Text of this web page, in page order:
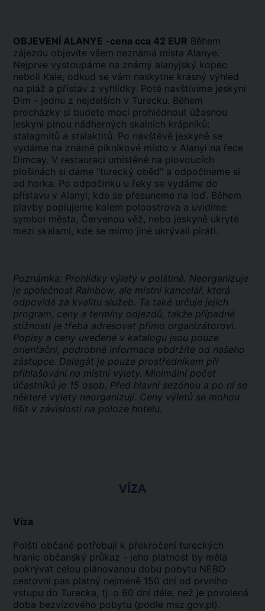
OBJEVENÍ ALANYE -cena cca 42 EUR Během
zájezdu objevíte všem neznámá místa Alanye.
Nejprve vystoupáme na známý alanyjský kopec
neboli Kale, odkud se vám naskytne krásný výhled
na pláž a přístav z vyhlídky. Poté navštívíme jeskyni
Dim - jednu z nejdelších v Turecku. Během
procházky si budete moci prohlédnout úžasnou
jeskyni plnou nádherných skalních krápníků:
stalagmitů a stalaktitů. Po návštěvě jeskyně se
vydáme na známé piknikové místo v Alanyi na řece
Dimcay. V restauraci umístěné na plovoucích
plošinách si dáme "turecký oběd" a odpočineme si
od horka. Po odpočinku u řeky se vydáme do
přístavu v Alanyi, kde se přesuneme na loď. Během
plavby poplujeme kolem poloostrova a uvidíme
symbol města, Červenou věž, nebo jeskyně ukryté
mezi skalami, kde se mimo jiné ukrývali piráti.
Poznámka: Prohlídky výlety v polštině. Neorganizuje
je společnost Rainbow, ale místní kancelář, která
odpovídá za kvalitu služeb. Ta také určuje jejich
program, ceny a termíny odjezdů, takže případné
stížnosti je třeba adresovat přímo organizátorovi.
Popisy a ceny uvedené v katalogu jsou pouze
orientační, podrobné informace obdržíte od našeho
zástupce. Delegát je pouze prostředníkem při
přihlašování na místní výlety. Minimální počet
účastníků je 15 osob. Před hlavní sezónou a po ní se
některé výlety neorganizují. Ceny výletů se mohou
lišit v závislosti na poloze hotelu.
VÍZA
Víza
Polští občané potřebují k překročení tureckých
hranic občanský průkaz - jeho platnost by měla
pokrývat celou plánovanou dobu pobytu NEBO
cestovní pas platný nejméně 150 dní od prvního
vstupu do Turecka, tj. o 60 dní déle, než je povolená
doba bezvízového pobytu (podle msz.gov.pl).